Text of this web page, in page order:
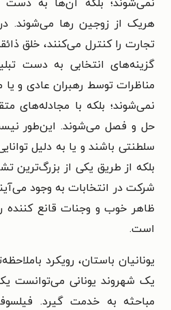
نمی‌شوند؛ بلکه آن‌ها به دست
هریک از زوجین رها می‌شوند.
تجارت را کنترل می‌کنند، خلق
گزینه‌های انتخابی به دست
مناظرات توسط رهبران عادی و
نمی‌شوند؛ بلکه با مجادله‌های
حل و فصل می‌شوند. این‌طور
سلطنتی باشند و یا به دلیل
بلکه از طریق یکی از بزرگ‌ترین
شرکت در انتخابات به وجود
ظاهر خوب و وجنات قانع کننده
است.
یونانیان باستان، رویکرد
یک شهروند یونانی می‌توانست
مباحثه به خدمت گیرد.